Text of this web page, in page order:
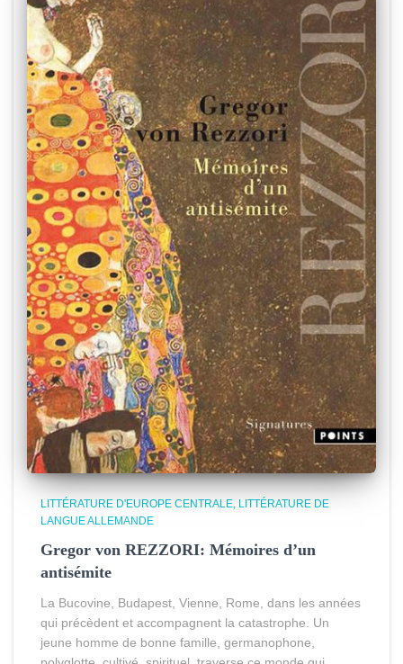
LITTÉRATURE D'EUROPE CENTRALE LITTÉRATURE DE
LANGUE ALLEMANDE
Gregor von REZZORI: Mémoires d’un
antisémite
La Bucovine, Budapest, Vienne, Rome, dans les années
qui précèdent et accompagnent la catastrophe. Un
jeune homme de bonne famille, germanophone,